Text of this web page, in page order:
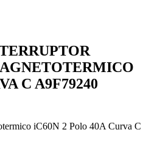
C A9F79240
iC60N 2 Polo 40A Curva C